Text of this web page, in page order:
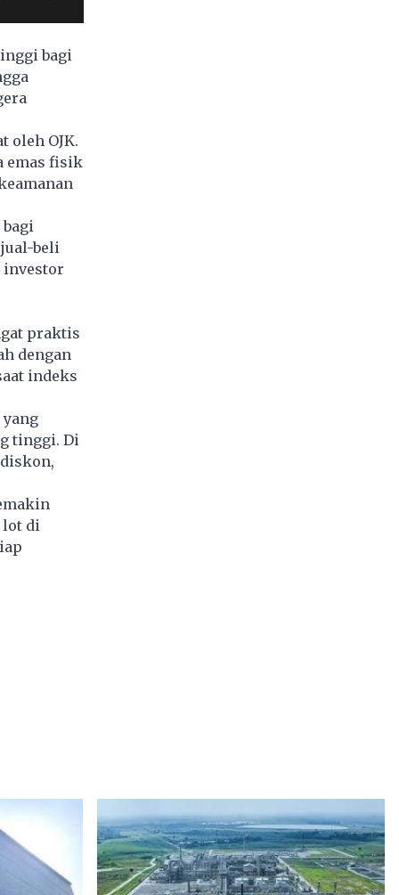
bagi
oleh OJK.
emas fisik
beli
investor
praktis
dengan
indeks
tinggi. Di
di